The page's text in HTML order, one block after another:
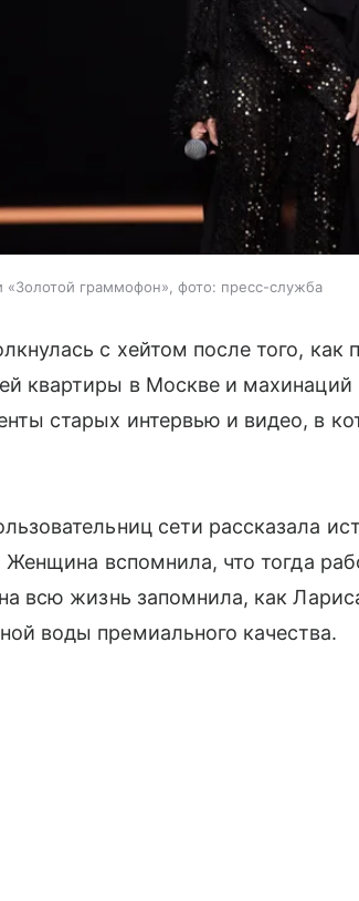
граммофон», фото: пресс-служба
с хейтом после того,
квартиры в Москве и
старых интервью и видео, в
сети рассказала
Женщина вспомнила, что тогда
всю жизнь запомнила, как
воды премиального качества.